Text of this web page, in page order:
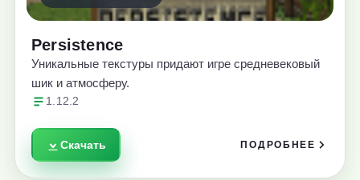
Persistence
Уникальные текстуры придают игре средневековый
шик и атмосферу.
1.12.2
Скачать ПОДРОБНЕЕ